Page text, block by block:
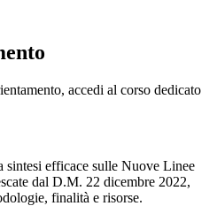
accedi al corso dedicato
sintesi efficace sulle Nuove Linee
dal D.M. 22 dicembre 2022,
finalità e risorse.